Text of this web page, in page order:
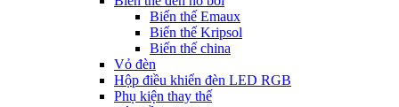
Biến thế Emaux
Biến thế Kripsol
Biến thế china
Vỏ đèn
Hộp điều khiển đèn LED RGB
Phụ kiện thay thế